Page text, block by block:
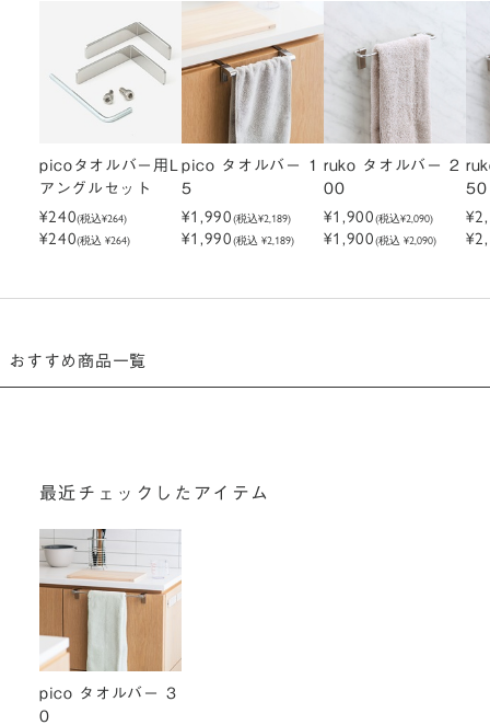
picoタオルバー用L
アングルセット
¥240(税込¥264)
¥240(税込 ¥264)
pico タオルバー 1
5
¥1,990(税込¥2,189)
¥1,990(税込 ¥2,189)
ruko タオルバー 2
00
¥1,900(税込¥2,090)
¥1,900(税込 ¥2,090)
50
おすすめ商品一覧
最近チェックしたアイテム
pico タオルバー 3
0